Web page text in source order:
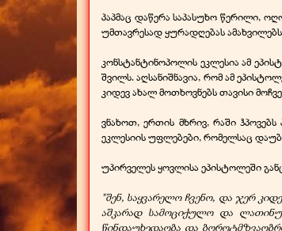
პაპმაც დაწერა საპასუხო წერილი,
უმთავრესად ყურადღებას
კონსტანტინოპოლის ეკლესია ამ
შვილს. აღსანიშნავია, რომ ამ
კიდევ ახალ მოთხოვნებს თავისი
ვნახოთ, ერთის მხრივ, რაში
ეკლესიის უფლებები, რომელსაც
უპირველეს ყოვლისა ეპისტოლეში
"შენ, საყვარელო ჩვენო, და ჯერ
აშკარად სამოციქულო და
წინდაუხედაობა და